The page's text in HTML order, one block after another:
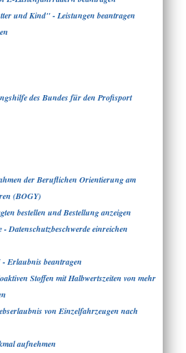
und Kind" - Leistungen beantragen
des Bundes für den Profisport
der Beruflichen Orientierung am
(BOGY)
bestellen und Bestellung anzeigen
Datenschutzbeschwerde einreichen
Erlaubnis beantragen
Stoffen mit Halbwertszeiten von mehr
von Einzelfahrzeugen nach
aufnehmen